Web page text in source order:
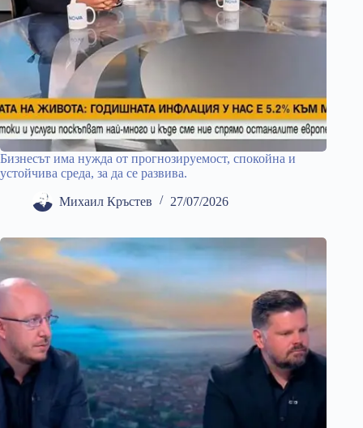
Бизнесът има нужда от прогнозируемост, спокойна и
устойчива среда, за да се развива.
Михаил Кръстев 27/07/2026